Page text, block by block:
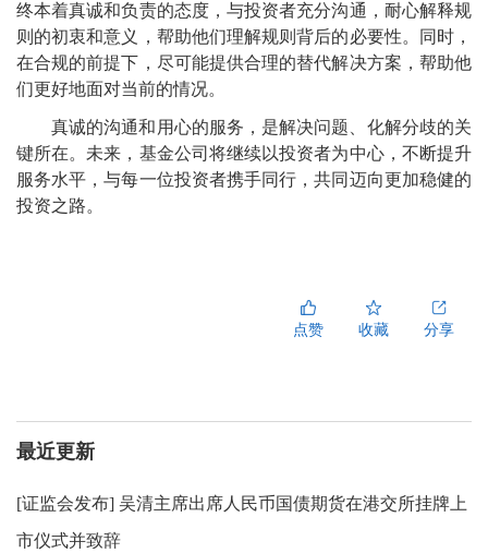
终本着真诚和负责的态度，与投资者充分沟通，耐心解释规
则的初衷和意义，帮助他们理解规则背后的必要性。同时，
在合规的前提下，尽可能提供合理的替代解决方案，帮助他
们更好地面对当前的情况。
真诚的沟通和用心的服务，是解决问题、化解分歧的关
键所在。未来，基金公司将继续以投资者为中心，不断提升
服务水平，与每一位投资者携手同行，共同迈向更加稳健的
投资之路。
点赞 收藏 分享
最近更新
[证监会发布] 吴清主席出席人民币国债期货在港交所挂牌上
市仪式并致辞